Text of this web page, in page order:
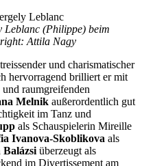
Leblanc (Philippe) beim
Attila Nagy
und charismatischer
hervorragend brilliert er mit
raumgreifenden
Melnik außerordentlich gut
im Tanz und
als Schauspielerin Mireille
Ivanova-Skoblikova als
überzeugt als
im Divertissement am